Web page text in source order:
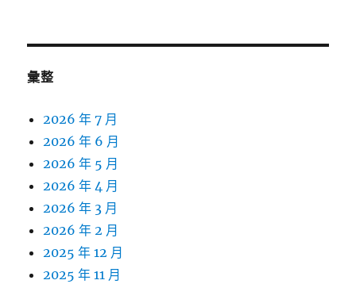
彙整
2026 年 7 月
2026 年 6 月
2026 年 5 月
2026 年 4 月
2026 年 3 月
2026 年 2 月
2025 年 12 月
2025 年 11 月